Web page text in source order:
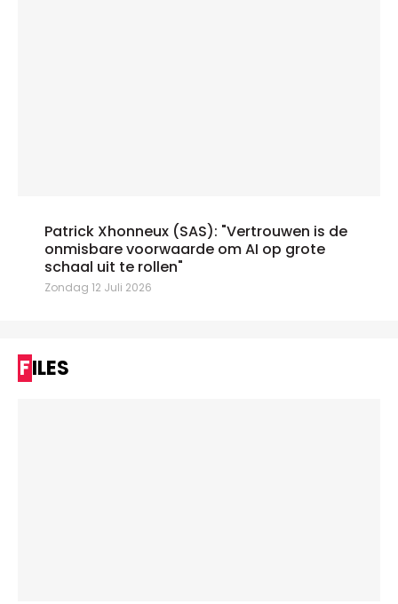
Patrick Xhonneux (SAS): "Vertrouwen is de
onmisbare voorwaarde om AI op grote
schaal uit te rollen"
Zondag 12 Juli 2026
FILES